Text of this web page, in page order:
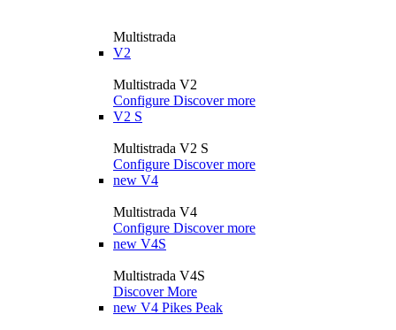
Multistrada
V2
Multistrada V2
Configure Discover more
V2 S
Multistrada V2 S
Configure Discover more
new V4
Multistrada V4
Configure Discover more
new V4S
Multistrada V4S
Discover More
new V4 Pikes Peak